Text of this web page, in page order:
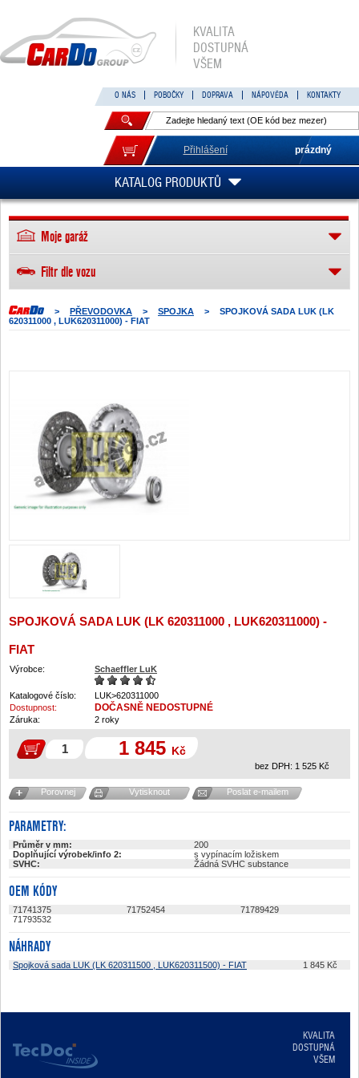
KVALITA
DOSTUPNÁ
VŠEM
O NÁS POBOČKY DOPRAVA NÁPOVĚDA KONTAKTY
Přihlášení prázdný
KATALOG PRODUKTŮ
> PŘEVODOVKA > SPOJKA >
SPOJKOVÁ SADA LUK (LK
620311000 , LUK620311000) - FIAT
SPOJKOVÁ SADA LUK (LK 620311000 , LUK620311000) -
FIAT
Výrobce: Schaeffler LuK
Katalogové číslo:
LUK>620311000
Dostupnost:
DOČASNĚ NEDOSTUPNÉ
Záruka: 2 roky
1 845 Kč
bez DPH: 1 525 Kč
Porovnej Vytisknout Poslat e-mailem
PARAMETRY:
Průměr v mm:
200
Doplňující výrobek/info 2:
s vypínacím ložiskem
SVHC:
Žádná SVHC substance
OEM KÓDY
71741375 71752454
71789429
71793532
NÁHRADY
Spojková sada LUK (LK 620311500 , LUK620311500) - FIAT 1 845 Kč
Moje garáž
Filtr dle vozu
KVALITA
DOSTUPNÁ
VŠEM